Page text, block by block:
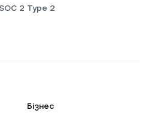
2 Type 2
Бізнес